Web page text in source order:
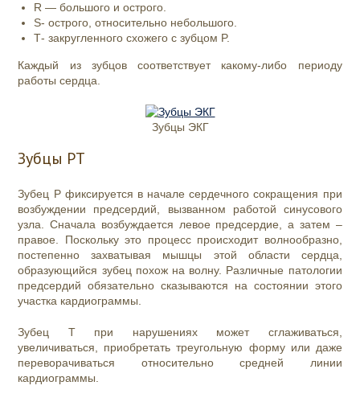
R — большого и острого.
S- острого, относительно небольшого.
Т- закругленного схожего с зубцом P.
Каждый из зубцов соответствует какому-либо периоду
работы сердца.
Зубцы ЭКГ
Зубцы РТ
Зубец Р фиксируется в начале сердечного сокращения при
возбуждении предсердий, вызванном работой синусового
узла. Сначала возбуждается левое предсердие, а затем –
правое. Поскольку это процесс происходит волнообразно,
постепенно захватывая мышцы этой области сердца,
образующийся зубец похож на волну. Различные патологии
предсердий обязательно сказываются на состоянии этого
участка кардиограммы.
Зубец Т при нарушениях может сглаживаться,
увеличиваться, приобретать треугольную форму или даже
переворачиваться относительно средней линии
кардиограммы.